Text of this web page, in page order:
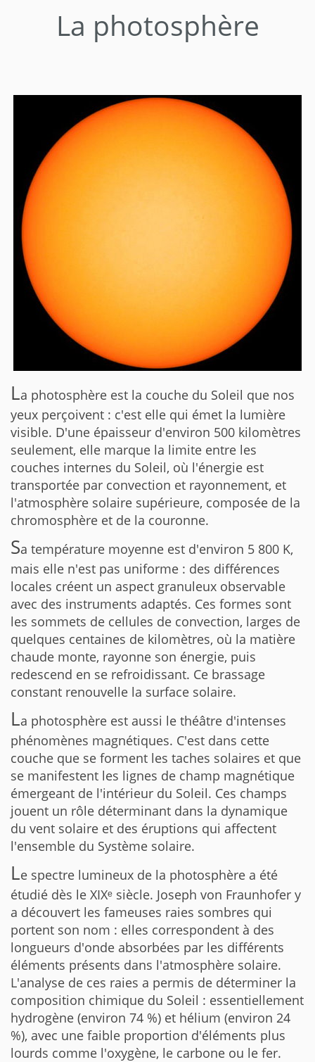
La photosphère
La photosphère est la couche du Soleil que nos
yeux perçoivent : c'est elle qui émet la lumière
visible. D'une épaisseur d'environ 500 kilomètres
seulement, elle marque la limite entre les
couches internes du Soleil, où l'énergie est
transportée par convection et rayonnement, et
l'atmosphère solaire supérieure, composée de la
chromosphère et de la couronne.
Sa température moyenne est d'environ 5 800 K,
mais elle n'est pas uniforme : des différences
locales créent un aspect granuleux observable
avec des instruments adaptés. Ces formes sont
les sommets de cellules de convection, larges de
quelques centaines de kilomètres, où la matière
chaude monte, rayonne son énergie, puis
redescend en se refroidissant. Ce brassage
constant renouvelle la surface solaire.
La photosphère est aussi le théâtre d'intenses
phénomènes magnétiques. C'est dans cette
couche que se forment les taches solaires et que
se manifestent les lignes de champ magnétique
émergeant de l'intérieur du Soleil. Ces champs
jouent un rôle déterminant dans la dynamique
du vent solaire et des éruptions qui affectent
l'ensemble du Système solaire.
Le spectre lumineux de la photosphère a été
étudié dès le XIXᵉ siècle. Joseph von Fraunhofer y
a découvert les fameuses raies sombres qui
portent son nom : elles correspondent à des
longueurs d'onde absorbées par les différents
éléments présents dans l'atmosphère solaire.
L'analyse de ces raies a permis de déterminer la
composition chimique du Soleil : essentiellement
hydrogène (environ 74 %) et hélium (environ 24
%), avec une faible proportion d'éléments plus
lourds comme l'oxygène, le carbone ou le fer.